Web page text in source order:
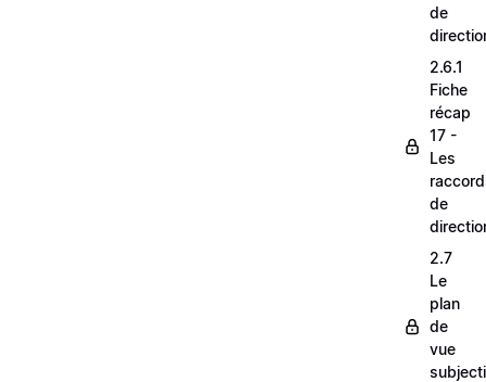
de
2.6.1
Fiche
récap
17 -
Les
de
2.7
Le
plan
de
vue